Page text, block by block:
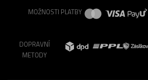
MOŽNOSTI PLATBY
DOPRAVNÍ
METODY